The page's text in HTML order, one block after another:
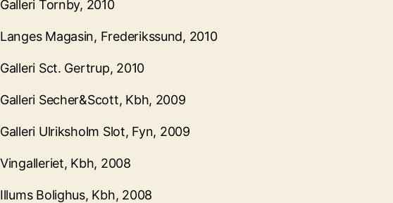
Galleri Tornby, 2010
Langes Magasin, Frederikssund, 2010
Galleri Sct. Gertrup, 2010
Galleri Secher&Scott, Kbh, 2009
Galleri Ulriksholm Slot, Fyn, 2009
Vingalleriet, Kbh, 2008
Illums Bolighus, Kbh, 2008